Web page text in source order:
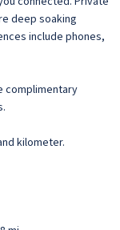
deep soaking
include phones,
complimentary
kilometer.